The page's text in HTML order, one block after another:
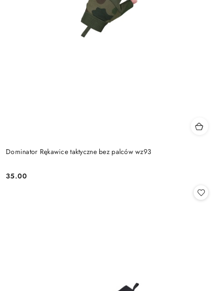
Dominator Rękawice taktyczne bez palców wz93
Cena:
35.00